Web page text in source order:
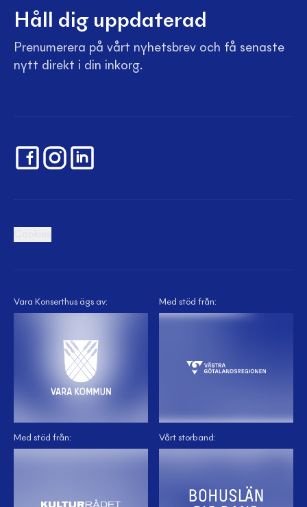
Håll dig uppdaterad
Prenumerera på vårt nyhetsbrev och få senaste
nytt direkt i din inkorg.
Vara Konserthus ägs av: Med stöd från:
Med stöd från: Vårt storband: